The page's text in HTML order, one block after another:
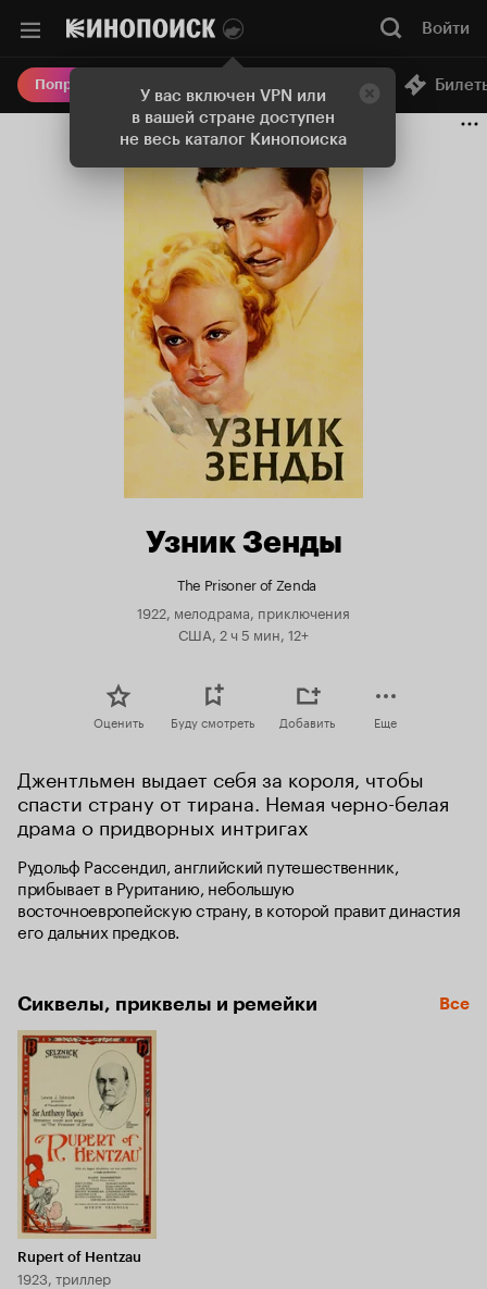
У вас включен VPN или
в вашей стране доступен
не весь каталог Кинопоиска
Войти
Попробовать Плюс Онлайн-кинотеатр
Узник Зенды
The Prisoner of Zenda
1922, мелодрама, приключения
США, 2 ч 5 мин, 12+
Оценить Буду смотреть Добавить Еще
Джентльмен выдает себя за короля, чтобы
спасти страну от тирана. Немая черно-белая
драма о придворных интригах
Рудольф Рассендил, английский путешественник,
прибывает в Руританию, небольшую
восточноевропейскую страну, в которой правит династия
его дальних предков.
Сиквелы, приквелы и ремейки Все
Rupert of Hentzau
1923, триллер